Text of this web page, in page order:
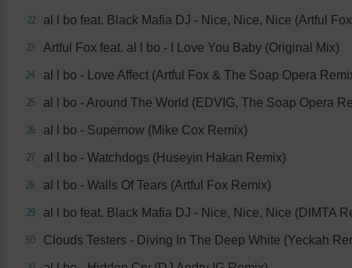
22 al l bo feat. Black Mafia DJ - Nice, Nice, Nice (Artful
23 Artful Fox feat. al l bo - I Love You Baby (Original Mix)
24 al l bo - Love Affect (Artful Fox & The Soap Opera
25 al l bo - Around The World (EDVIG, The Soap Opera
26 al l bo - Supernow (Mike Cox Remix)
27 al l bo - Watchdogs (Huseyin Hakan Remix)
28 al l bo - Walls Of Tears (Artful Fox Remix)
29 al l bo feat. Black Mafia DJ - Nice, Nice, Nice (DIMTA
30 Clouds Testers - Diving In The Deep White (Yeckah